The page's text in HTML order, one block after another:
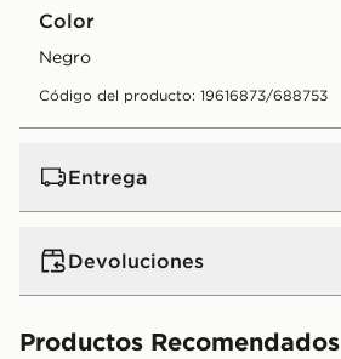
Color
negro
Código del producto: 19616873/688753
Entrega
Devoluciones
Productos Recomendados